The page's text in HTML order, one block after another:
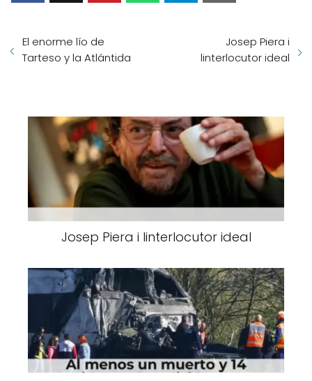
El enorme lío de
Tarteso y la Atlántida
Josep Piera i
linterlocutor ideal
Josep Piera i linterlocutor ideal